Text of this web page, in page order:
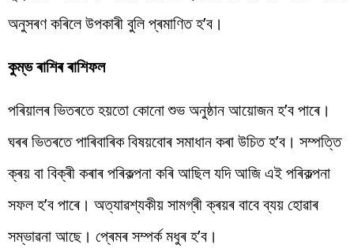
অনুসৰণ কৰিলে উপকাৰী বুলি প্ৰমাণিত হ’ব।
কুম্ভ ৰাশিৰ ৰাশিফল
পৰিয়ালৰ ভিতৰতে হয়তো কোনো শুভ অনুষ্ঠান আয়োজন হ’ব পাৰে।
ঘৰৰ ভিতৰতে পাৰিবাৰিক বিষয়বোৰ সমাধান কৰা উচিত হ’ব। সম্পত্তি
ক্ৰয় বা বিক্ৰী কৰাৰ পৰিকল্পনা কৰি আছিল যদি আজি এই পৰিকল্পনা
সফল হ’ব পাৰে। অত্যাৱশ্যকীয় সামগ্ৰী ক্ৰয়ৰ বাবে ব্যয় হোৱাৰ
সম্ভাৱনা আছে। প্ৰেমৰ সম্পৰ্ক মধুৰ হ’ব।